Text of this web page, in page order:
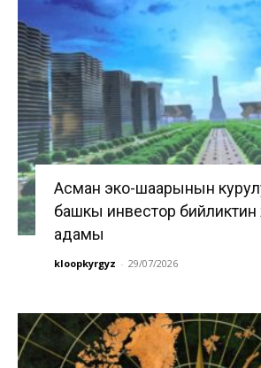
Асман эко-шаарынын
башкы инвестор
адамы
kloopkyrgyz - 29/07/2026